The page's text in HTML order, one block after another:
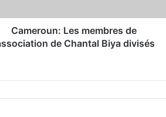
Cameroun: Les membres de
de Chantal Biya divisés